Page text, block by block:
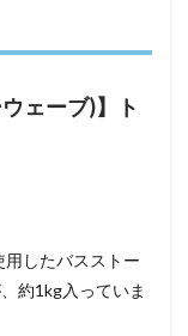
ェーブ)】ト
したバスストー
約1kg入っていま